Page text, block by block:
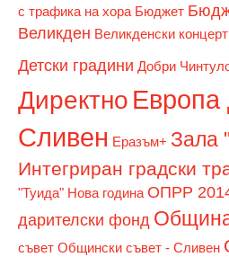
с трафика на хора Бюджет
Великден Великденски концерт
Детски градини Добри
Директно Европа
Сливен Еразъм+ Зала
Интегриран градски
"Туида" Нова година ОПРР
дарителски фонд
съвет Общински съвет - Сливен